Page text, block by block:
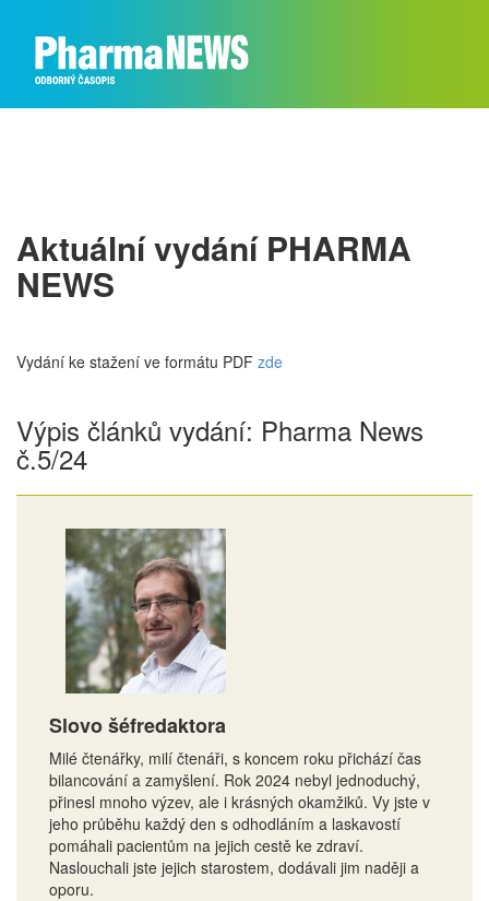
Aktuální vydání PHARMA
NEWS
Vydání ke stažení ve formátu PDF zde
Výpis článků vydání: Pharma News
č.5/24
Slovo šéfredaktora
Milé čtenářky, milí čtenáři, s koncem roku přichází čas
bilancování a zamyšlení. Rok 2024 nebyl jednoduchý,
přinesl mnoho výzev, ale i krásných okamžiků. Vy jste v
jeho průběhu každý den s odhodláním a laskavostí
pomáhali pacientům na jejich cestě ke zdraví.
Naslouchali jste jejich starostem, dodávali jim naději a
oporu.